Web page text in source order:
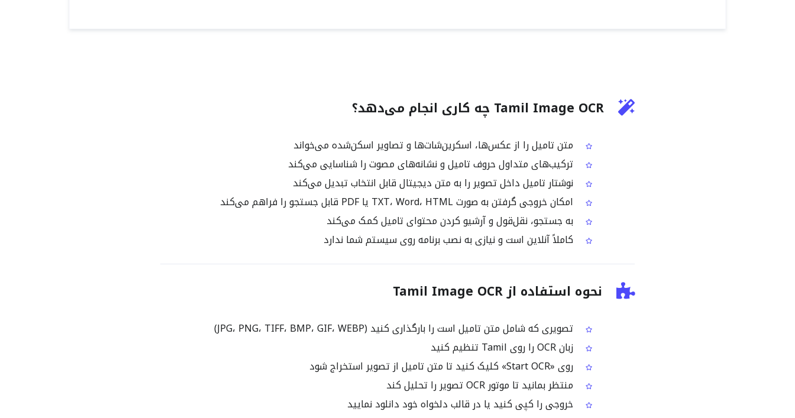
Tamil Image OCR چه کاری انجام می‌دهد؟
متن تامیل را از عکس‌ها، اسکرین‌شات‌ها و تصاویر اسکن‌شده می‌خواند
ترکیب‌های متداول حروف تامیل و نشانه‌های مصوت را شناسایی می‌کند
نوشتار تامیل داخل تصویر را به متن دیجیتال قابل انتخاب تبدیل می‌کند
امکان خروجی گرفتن به صورت TXT، Word، HTML یا PDF قابل جستجو را فراهم می‌کند
به جستجو، نقل‌قول و آرشیو کردن محتوای تامیل کمک می‌کند
کاملاً آنلاین است و نیازی به نصب برنامه روی سیستم شما ندارد
نحوه استفاده از Tamil Image OCR
تصویری که شامل متن تامیل است را بارگذاری کنید (JPG، PNG، TIFF، BMP، GIF، WEBP)
زبان OCR را روی Tamil تنظیم کنید
روی «Start OCR» کلیک کنید تا متن تامیل از تصویر استخراج شود
منتظر بمانید تا موتور OCR تصویر را تحلیل کند
خروجی را کپی کنید یا در قالب دلخواه خود دانلود نمایید